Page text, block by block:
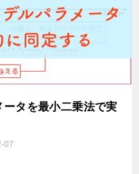
タを最小二乗法で実
07